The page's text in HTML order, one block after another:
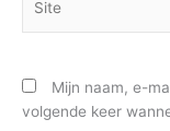
Mijn naam, e-
volgende keer